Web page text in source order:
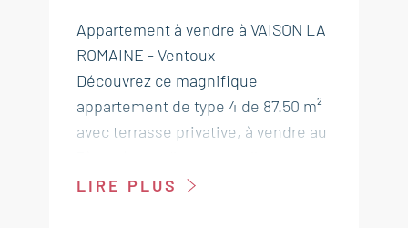
Appartement à vendre à VAISON LA
ROMAINE - Ventoux
Découvrez ce magnifique
appartement de type 4 de 87.50 m²
avec terrasse privative, à vendre au
résidence située au cœur de Vaison
LIRE PLUS